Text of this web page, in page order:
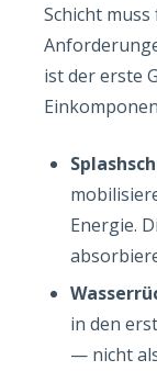
Schicht
ist der erste
Energie.
in den
— nicht